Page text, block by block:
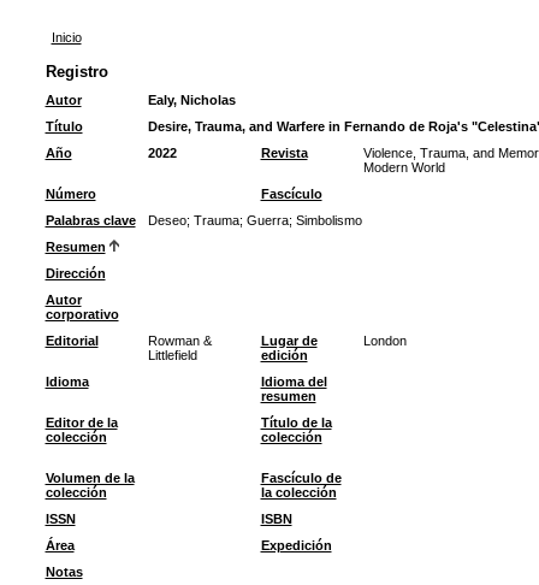
Inicio
Registro
Autor
Ealy, Nicholas
Título
Desire, Trauma, and Warfere in Fernando de Roja's
Año
2022 Revista
Violence, Trauma, and
Modern World
Número
Fascículo
Palabras clave
Deseo; Trauma; Guerra; Simbolismo
Resumen
Dirección
Autor
corporativo
Editorial
Rowman &
Littlefield
Lugar de
edición
London
Idioma
Idioma del
resumen
Editor de la
colección
Título de la
colección
Volumen de la
colección
Fascículo de
la colección
ISSN
ISBN
Área
Expedición
Notas